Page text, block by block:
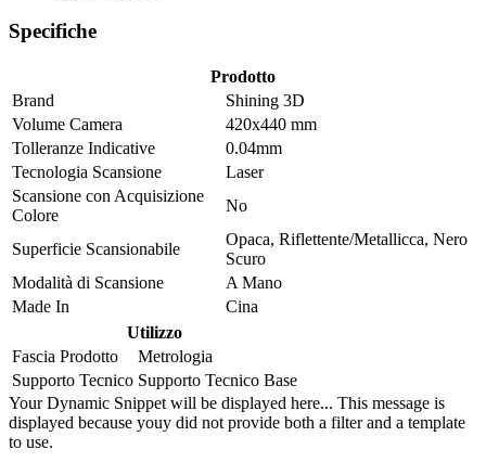
Specifiche
Prodotto
Brand
Shining 3D
Volume Camera
420x440 mm
Tolleranze Indicative
0.04mm
Tecnologia Scansione
Laser
Scansione con Acquisizione
Colore
No
Superficie Scansionabile
Opaca, Riflettente/Metallicca, Nero
Scuro
Modalità di Scansione
A Mano
Made In
Cina
Utilizzo
Fascia Prodotto
Metrologia
Supporto Tecnico Supporto Tecnico Base
Your Dynamic Snippet will be displayed here... This message is
displayed because youy did not provide both a filter and a template
to use.